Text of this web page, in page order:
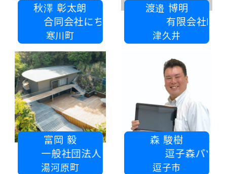
秋澤 彰太朗
にちようび訪問入浴看護
寒川町
渡邉 博明
有限会社MBオート
津久井
富岡 毅
法人 湯河原温泉観光協会
湯河原町
森 駿樹
逗子森パソコン教室
逗子市